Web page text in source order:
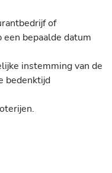
of
bepaalde datum
instemming van de
bedenktijd